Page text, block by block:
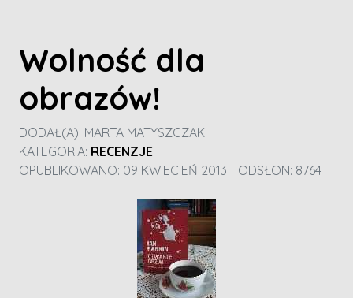
Wolność dla
obrazów!
DODAŁ(A): MARTA MATYSZCZAK
KATEGORIA: RECENZJE
OPUBLIKOWANO: 09 KWIECIEŃ 2013
ODSŁON: 8764